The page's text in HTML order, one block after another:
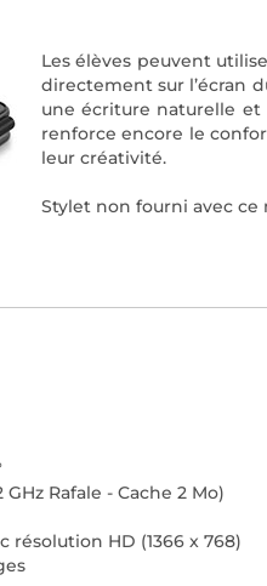
Les élèves peuvent
directement sur l’écran
une écriture naturelle et
renforce encore le
leur créativité.
Stylet non fourni avec ce
GHz Rafale - Cache 2 Mo)
résolution HD (1366 x 768)